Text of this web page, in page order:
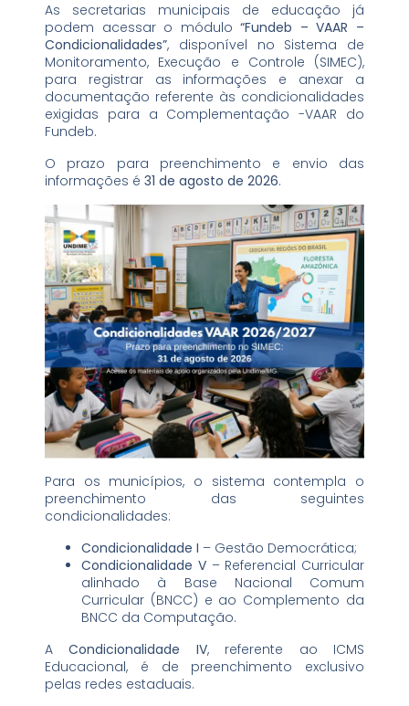
As secretarias municipais de educação já
podem acessar o módulo“Fundeb – VAAR –
Condicionalidades”, disponível no Sistema de
Monitoramento, Execução e Controle (SIMEC),
para registrar as informações e anexar a
documentação referente às condicionalidades
exigidas para a Complementação -VAAR do
Fundeb.
O prazo para preenchimento e envio das
informações é 31 de agosto de 2026.
Para os municípios, o sistema contempla o
preenchimento das seguintes
condicionalidades:
Condicionalidade I – Gestão Democrática;
Condicionalidade V– Referencial Curricular
alinhado à Base Nacional Comum
Curricular (BNCC) e ao Complemento da
BNCC da Computação.
ACondicionalidade IV, referente ao ICMS
Educacional, é de preenchimento exclusivo
pelas redes estaduais.